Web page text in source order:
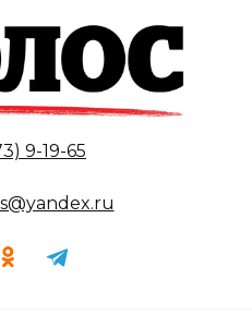
9-19-65